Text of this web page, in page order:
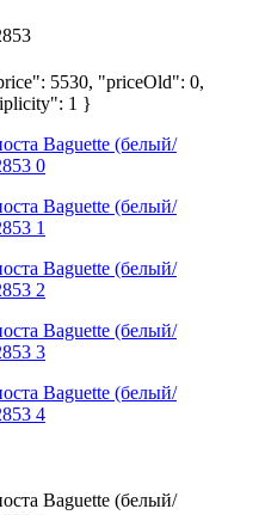
5530, "priceOld": 0,
1 }